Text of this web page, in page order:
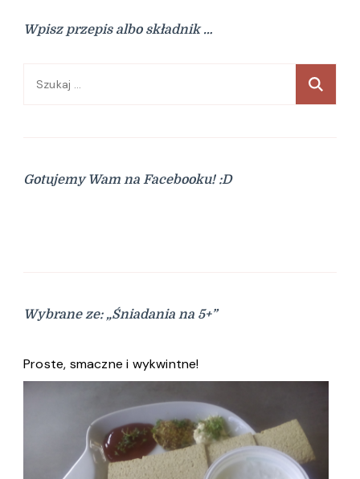
Wpisz przepis albo składnik …
Szukaj:
Gotujemy Wam na Facebooku! :D
Wybrane ze: „Śniadania na 5+”
Proste, smaczne i wykwintne!